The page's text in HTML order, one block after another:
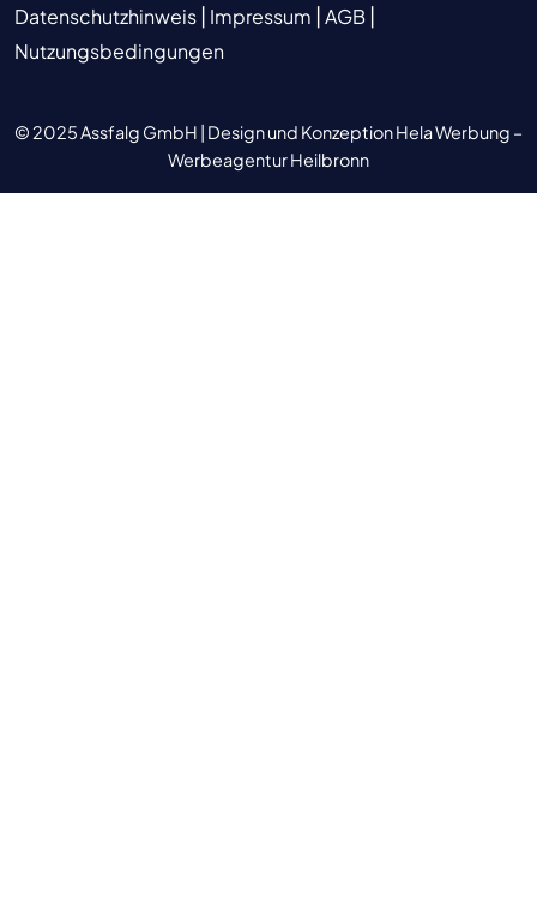
Datenschutzhinweis | Impressum | AGB |
Nutzungsbedingungen
© 2025 Assfalg GmbH | Design und Konzeption Hela Werbung –
Werbeagentur Heilbronn